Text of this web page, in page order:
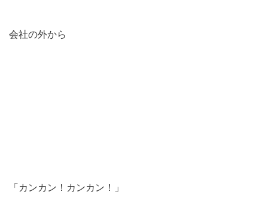
会社の外から
「カンカン！カンカン！」